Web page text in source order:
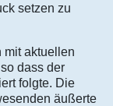
setzen zu
mit aktuellen
dass der
folgte. Die
äußerte